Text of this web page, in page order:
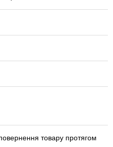
товару протягом